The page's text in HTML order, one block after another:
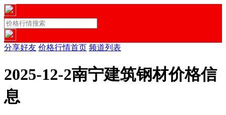
分享好友 价格行情首页 频道列表
2025-12-2南宁建筑钢材价格信
息